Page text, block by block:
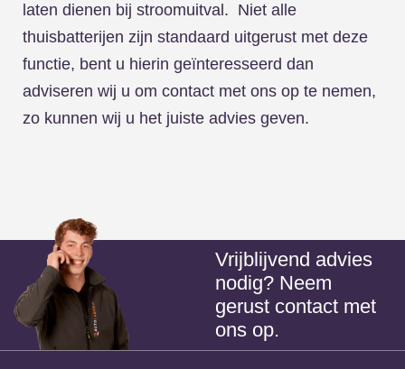
laten dienen bij stroomuitval. Niet alle
thuisbatterijen zijn standaard uitgerust met deze
functie, bent u hierin geïnteresseerd dan
adviseren wij u om contact met ons op te nemen,
zo kunnen wij u het juiste advies geven.
Vrijblijvend advies
nodig? Neem
gerust contact met
ons op.